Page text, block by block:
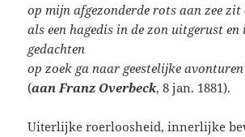
op mijn afgezonderde rots aan zee zit
als een hagedis in de zon uitgerust
gedachten
op zoek ga naar geestelijke
(aan Franz Overbeck, 8 jan. 1881).
Uiterlijke roerloosheid, innerlijke